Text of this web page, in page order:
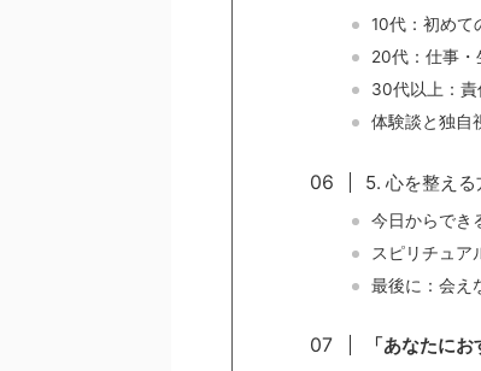
10代：初めて
20代：仕事・
30代以上：
体験談と独自
5. 心を整え
今日からでき
スピリチュア
最後に：会え
「あなたに